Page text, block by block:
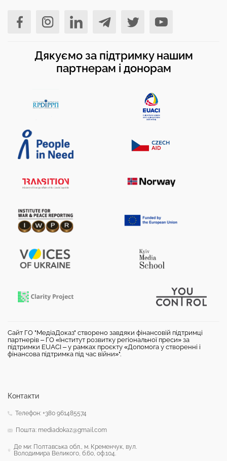
Дякуємо за підтримку нашим
партнерам і донорам
Сайт ГО "МедіаДоказ" створено завдяки фінансовій підтримці
партнерів – ГО «Інститут розвитку регіональної преси» за
підтримки EUACI – у рамках проєкту «Допомога у створенні і
фінансова підтримка під час війни»".
Контакти
Телефон: +380 961485574
Пошта: mediadokaz@gmail.com
Де ми: Полтавська обл., м. Кременчук, вул.
Володимира Великого, б.60, оф.104.